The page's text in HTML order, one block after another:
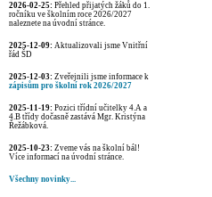
2026-02-25: Přehled přijatých žáků do 1.
ročníku ve školním roce 2026/2027
naleznete na úvodní stránce.
2025-12-09: Aktualizovali jsme Vnitřní
řád ŠD
2025-12-03: Zveřejnili jsme informace k
zápisům pro školní rok 2026/2027
2025-11-19: Pozici třídní učitelky 4.A a
4.B třídy dočasně zastává Mgr. Kristýna
Řežábková.
2025-10-23: Zveme vás na školní bál!
Více informací na úvodní stránce.
Všechny novinky...